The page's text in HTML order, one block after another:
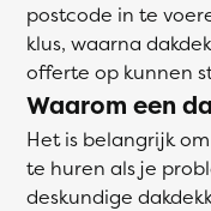
postcode in te
klus, waarna
offerte op kunnen
Waarom een
Het is belangrijk
te huren als je
deskundige